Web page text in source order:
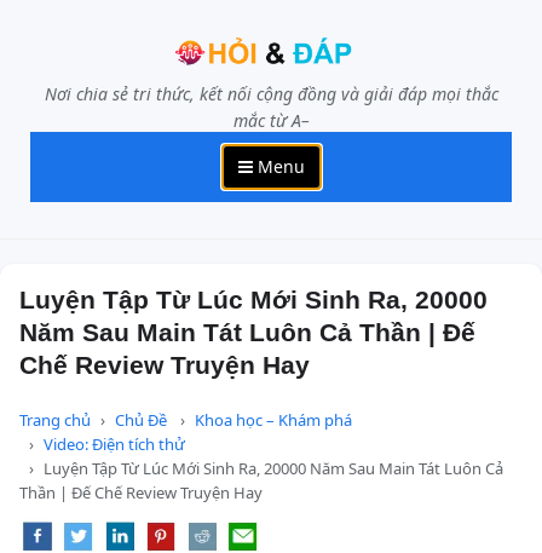
Nơi chia sẻ tri thức, kết nối cộng đồng và giải đáp mọi thắc
mắc từ A–
Menu
Luyện Tập Từ Lúc Mới Sinh Ra, 20000
Năm Sau Main Tát Luôn Cả Thần | Đế
Chế Review Truyện Hay
Trang chủ Chủ Đề
Khoa học – Khám phá
Video: Điện tích thử
Luyện Tập Từ Lúc Mới Sinh Ra, 20000 Năm Sau Main Tát Luôn Cả
Thần | Đế Chế Review Truyện Hay